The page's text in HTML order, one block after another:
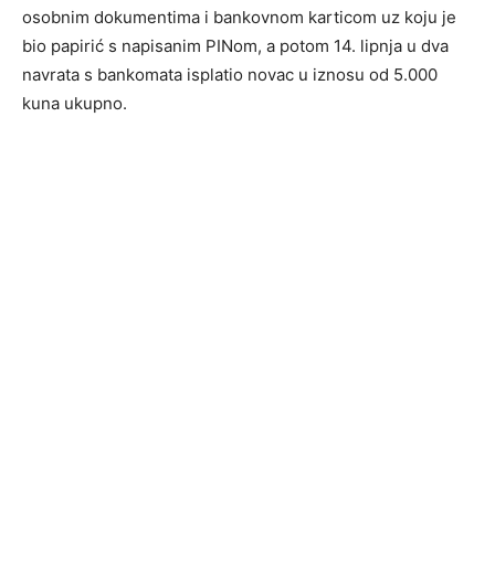
osobnim dokumentima i bankovnom karticom uz koju je
bio papirić s napisanim PINom, a potom 14. lipnja u dva
navrata s bankomata isplatio novac u iznosu od 5.000
kuna ukupno.